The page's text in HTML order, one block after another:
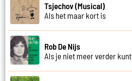
Tsjechov (Musical)
Als het maar kort is
Rob De Nijs
Als je niet meer verder kunt